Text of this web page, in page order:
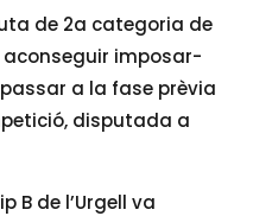
de 2a categoria de
imposar-
a la fase prèvia
disputada a
B de l’Urgell va